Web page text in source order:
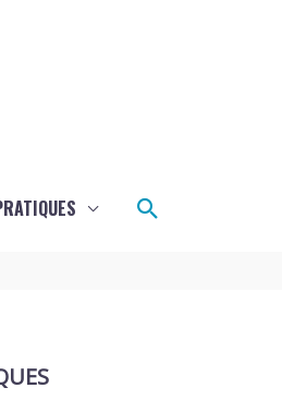
Rechercher